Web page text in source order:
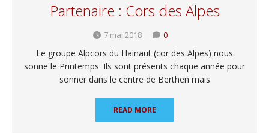
Partenaire : Cors des Alpes
7 mai 2018 0
Le groupe Alpcors du Hainaut (cor des Alpes) nous
sonne le Printemps. Ils sont présents chaque année pour
sonner dans le centre de Berthen mais
READ MORE